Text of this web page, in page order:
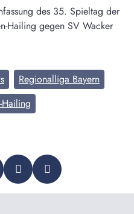
des 35. Spieltag der
Hailing gegen SV Wacker
Regionalliga Bayern